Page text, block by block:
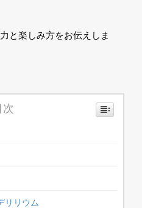
と楽しみ方をお伝えしま
次
リリウム